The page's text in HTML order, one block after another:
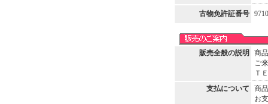
古物免許証番号
販売全般の説明
商
ご
Ｔ
支払について
商
お